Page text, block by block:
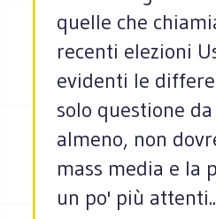
quelle che
recenti elezioni
evidenti le
solo questione
almeno, non
mass media e la
un po' più